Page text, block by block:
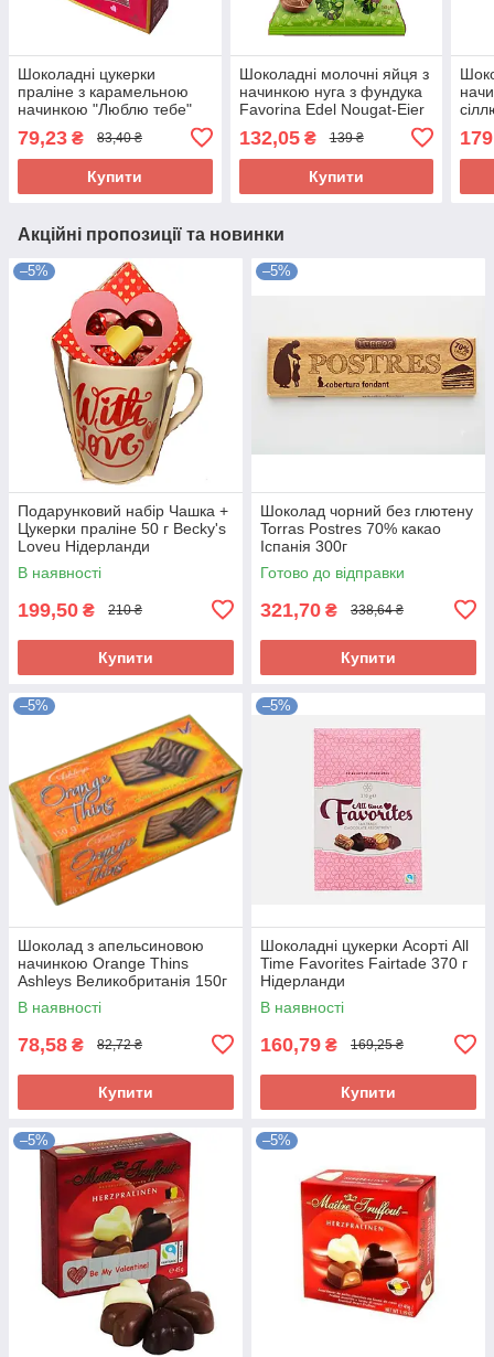
Шоколадні цукерки
праліне з карамельною
начинкою "Люблю тебе"
Нідерланди
79,23 ₴ 83,40 ₴
Купити
Шоколадні молочні яйця з
начинкою нуга з фундука
Favorina Edel Nougat-Eier
Haselnuss 150 г Німеччина
132,05₴ 139 ₴
Купити
200
Акційні пропозиції та новинки
–5%
Подарунковий набір Чашка +
Цукерки праліне 50 г Becky's
Loveu Нідерланди
В наявності
199,50 ₴ 210 ₴
Купити
–5%
Шоколад чорний без глютену
Torras Postres 70% какао
Іспанія 300г
Готово до відправки
321,70 ₴ 338,64 ₴
Купити
–5%
Шоколад з апельсиновою
начинкою Orange Thins
Ashleys Великобританія 150г
В наявності
78,58 ₴ 82,72 ₴
Купити
–5%
Шоколадні цукерки Асорті All
Time Favorites Fairtade 370 г
Нідерланди
В наявності
160,79 ₴ 169,25 ₴
Купити
–5% –5%